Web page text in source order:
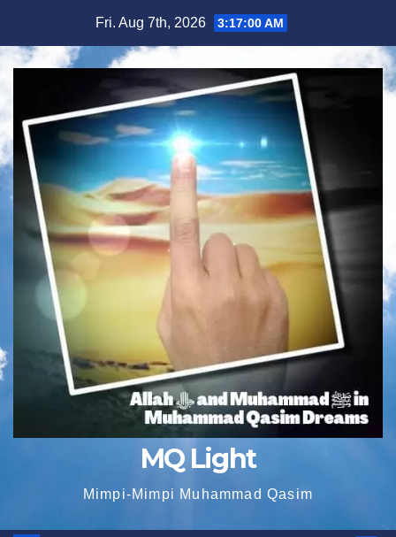
content
Fri. Aug 7th, 2026 3:17:01 AM
MQ Light
Mimpi-Mimpi Muhammad Qasim